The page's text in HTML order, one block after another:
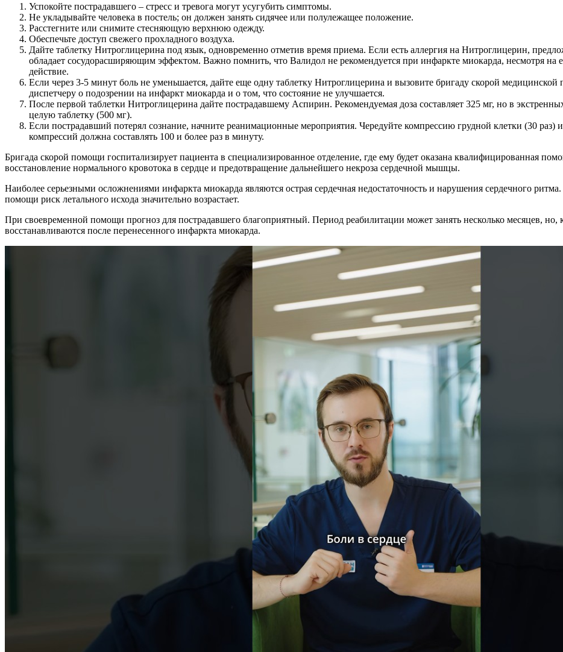
Успокойте пострадавшего – стресс и тревога могут усугубить симптомы.
Не укладывайте человека в постель; он должен занять сидячее или полулежащее положение.
Расстегните или снимите стесняющую верхнюю одежду.
Обеспечьте доступ свежего прохладного воздуха.
Дайте таблетку Нитроглицерина под язык, одновременно отметив время приема. Если есть аллергия на Нитроглицерин,
обладает сосудорасширяющим эффектом. Важно помнить, что Валидол не рекомендуется при инфаркте миокарда, несмотря на
действие.
Если через 3-5 минут боль не уменьшается, дайте еще одну таблетку Нитроглицерина и вызовите бригаду скорой
диспетчеру о подозрении на инфаркт миокарда и о том, что состояние не улучшается.
После первой таблетки Нитроглицерина дайте пострадавшему Аспирин. Рекомендуемая доза составляет 325 мг, но в
целую таблетку (500 мг).
Если пострадавший потерял сознание, начните реанимационные мероприятия. Чередуйте компрессию грудной клетки (30 раз) и
компрессий должна составлять 100 и более раз в минуту.
Бригада скорой помощи госпитализирует пациента в специализированное отделение, где ему будет оказана квалифицированная
восстановление нормального кровотока в сердце и предотвращение дальнейшего некроза сердечной мышцы.
Наиболее серьезными осложнениями инфаркта миокарда являются острая сердечная недостаточность и нарушения сердечного
помощи риск летального исхода значительно возрастает.
При своевременной помощи прогноз для пострадавшего благоприятный. Период реабилитации может занять несколько месяцев,
восстанавливаются после перенесенного инфаркта миокарда.